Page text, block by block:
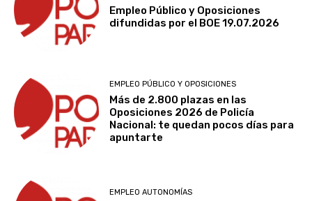
Empleo Público y Oposiciones
difundidas por el BOE 19.07.2026
EMPLEO PÚBLICO Y OPOSICIONES
Más de 2.800 plazas en las
Oposiciones 2026 de Policía
Nacional: te quedan pocos días para
apuntarte
EMPLEO AUTONOMÍAS